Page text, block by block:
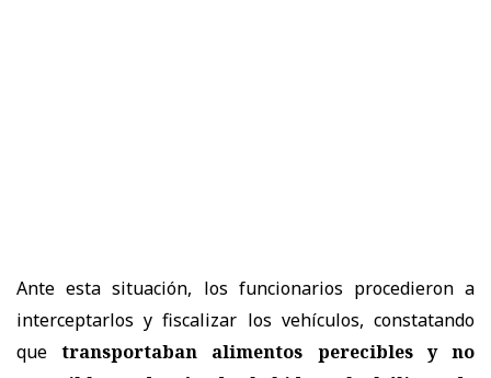
Ante esta situación, los funcionarios procedieron a
interceptarlos y fiscalizar los vehículos, constatando
quetransportaban alimentos perecibles y no